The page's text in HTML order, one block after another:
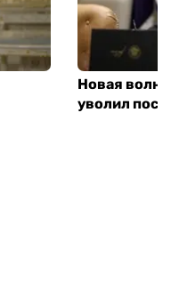
Новая
уволил